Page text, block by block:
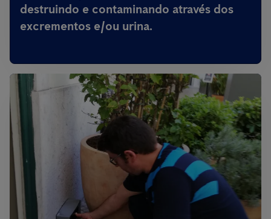
destruindo e contaminando através dos
excrementos e/ou urina.